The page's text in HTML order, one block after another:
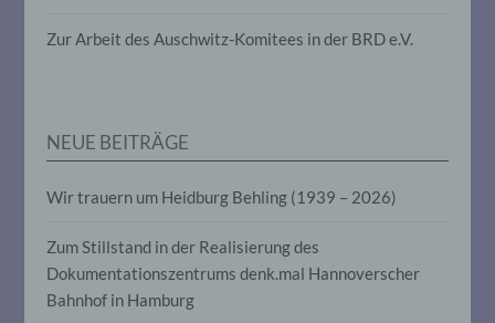
Zur Arbeit des Auschwitz-Komitees in der BRD e.V.
NEUE BEITRÄGE
Wir trauern um Heidburg Behling (1939 – 2026)
Zum Stillstand in der Realisierung des
Dokumentationszentrums denk.mal Hannoverscher
Bahnhof in Hamburg
personenbezogenen Daten verwendet
werden, um bestimmte persönliche
Person beziehen, zu bewerten,
insbesondere, um Aspekte bezüglich
Gesundheit, persönlicher Vorlieben,
Interessen, Zuverlässigkeit, Verhalten,
Aufenthaltsort oder Ortswechsel dieser
natürlichen Person zu analysieren oder